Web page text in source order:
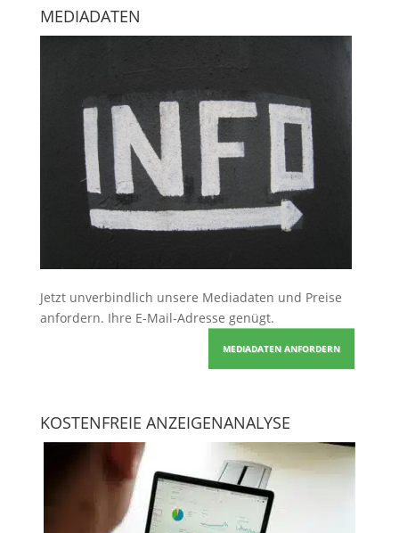
MEDIADATEN
Jetzt unverbindlich unsere Mediadaten und Preise
anfordern. Ihre E-Mail-Adresse genügt.
MEDIADATEN ANFORDERN
KOSTENFREIE ANZEIGENANALYSE